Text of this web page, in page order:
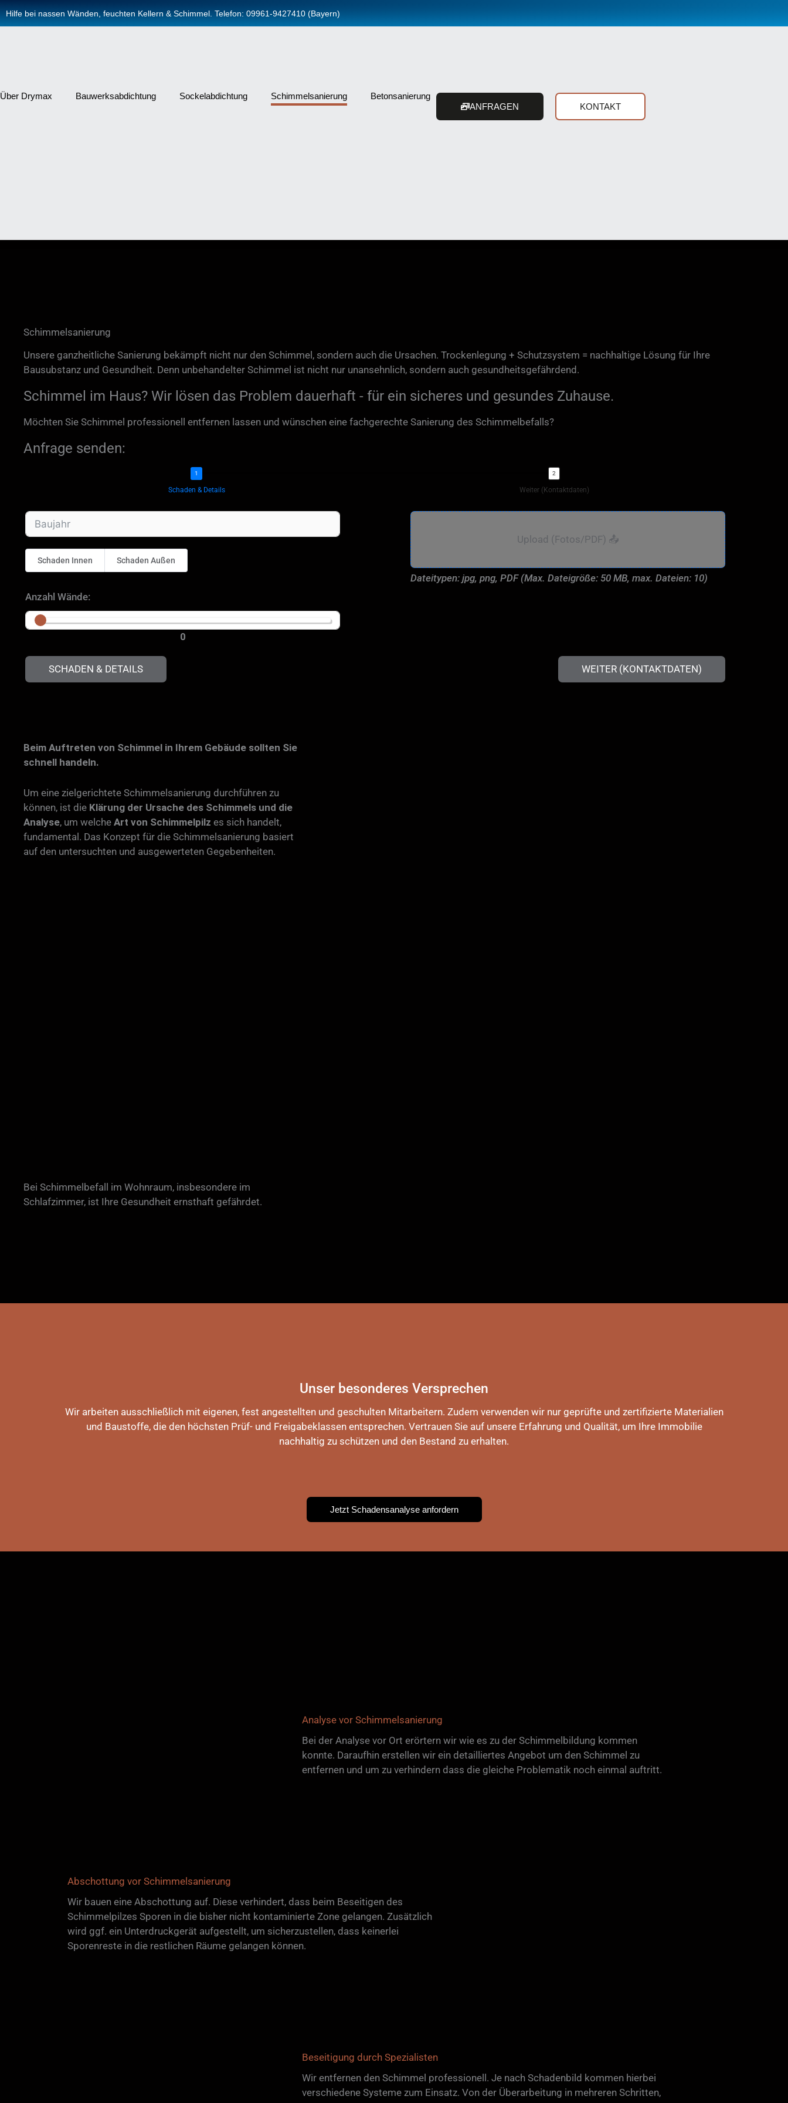
Zum
Inhalt
Hilfe bei nassen Wänden, feuchten Kellern & Schimmel. Telefon: 09961-9427410 (Bayern)
Über Drymax Bauwerksabdichtung Sockelabdichtung Schimmelsanierung
Betonsanierung
ANFRAGEN
KONTAKT
Schimmelsanierung
Unsere ganzheitliche Sanierung bekämpft nicht nur den Schimmel, sondern auch die Ursachen. Trockenlegung + Schutzsystem = nachhaltige Lösung für Ihre
Bausubstanz und Gesundheit. Denn unbehandelter Schimmel ist nicht nur unansehnlich, sondern auch gesundheitsgefährdend.
Schimmel im Haus? Wir lösen das Problem dauerhaft - für ein sicheres und gesundes Zuhause.
Möchten Sie Schimmel professionell entfernen lassen und wünschen eine fachgerechte Sanierung des Schimmelbefalls?
Anfrage senden:
Schaden & Details Weiter (Kontaktdaten)
Schaden Innen Schaden Außen
Anzahl Wände:
0
Dateitypen: jpg, png, PDF (Max. Dateigröße: 50 MB, max. Dateien: 10)
Upload (Fotos/PDF) 📤
SCHADEN & DETAILS WEITER (KONTAKTDATEN)
Beim Auftreten von Schimmel in Ihrem Gebäude sollten Sie
schnell handeln.
Um eine zielgerichtete Schimmelsanierung durchführen zu
können, ist die Klärung der Ursache des Schimmels und die
Analyse, um welche Art von Schimmelpilz es sich handelt,
fundamental. Das Konzept für die Schimmelsanierung basiert
auf den untersuchten und ausgewerteten Gegebenheiten.
Bei Schimmelbefall im Wohnraum, insbesondere im
Schlafzimmer, ist Ihre Gesundheit ernsthaft gefährdet.
Unser besonderes Versprechen
Wir arbeiten ausschließlich mit eigenen, fest angestellten und geschulten Mitarbeitern. Zudem verwenden wir nur geprüfte und zertifizierte Materialien
und Baustoffe, die den höchsten Prüf- und Freigabeklassen entsprechen. Vertrauen Sie auf unsere Erfahrung und Qualität, um Ihre Immobilie
nachhaltig zu schützen und den Bestand zu erhalten.
Jetzt Schadensanalyse anfordern
Analyse vor Schimmelsanierung
Bei der Analyse vor Ort erörtern wir wie es zu der Schimmelbildung kommen
konnte. Daraufhin erstellen wir ein detailliertes Angebot um den Schimmel zu
entfernen und um zu verhindern dass die gleiche Problematik noch einmal auftritt.
Abschottung vor Schimmelsanierung
Wir bauen eine Abschottung auf. Diese verhindert, dass beim Beseitigen des
Schimmelpilzes Sporen in die bisher nicht kontaminierte Zone gelangen. Zusätzlich
wird ggf. ein Unterdruckgerät aufgestellt, um sicherzustellen, dass keinerlei
Sporenreste in die restlichen Räume gelangen können.
Beseitigung durch Spezialisten
Wir entfernen den Schimmel professionell. Je nach Schadenbild kommen hierbei
verschiedene Systeme zum Einsatz. Von der Überarbeitung in mehreren Schritten,